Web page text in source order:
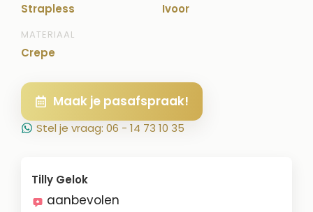
Strapless Ivoor
MATERIAAL
Crepe
Maak je pasafspraak!
Stel je vraag: 06 - 14 73 10 35
Tilly Gelok
aanbevolen